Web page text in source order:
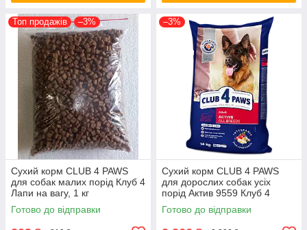
Топ продажів –3%
Сухий корм CLUB 4 PAWS
для собак малих порід Клуб 4
Лапи на вагу, 1 кг
Готово до відправки
–3%
Сухий корм CLUB 4 PAWS
для дорослих собак усіх
порід Актив 9559 Клуб 4
Лапи, 14 кг
Готово до відправки